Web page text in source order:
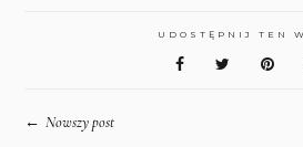
UDOSTĘPNIJ TEN
←Nowszy post